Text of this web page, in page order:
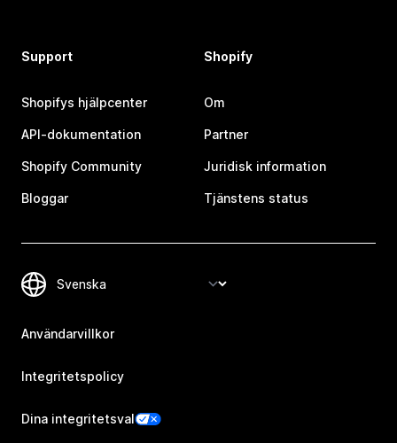
Support
Shopifys hjälpcenter
API-dokumentation
Shopify Community
Bloggar
Shopify
Om
Partner
Juridisk information
Tjänstens status
Användarvillkor
Integritetspolicy
Dina integritetsval